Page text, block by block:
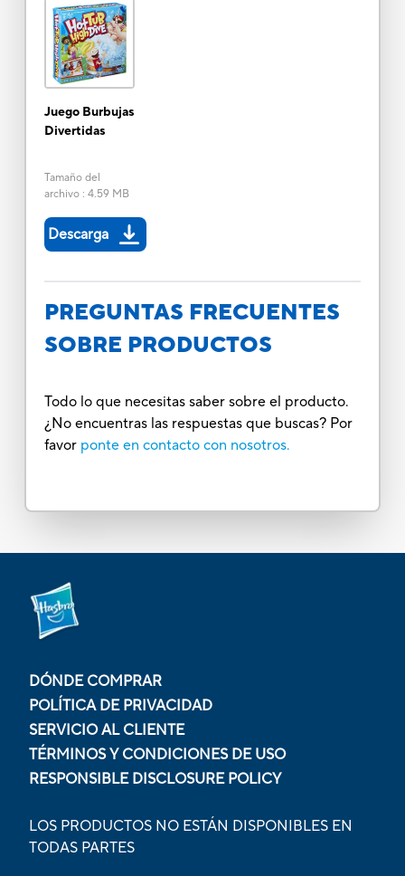
Juego Burbujas
Divertidas
Tamaño del
archivo: 4.59 MB
Descarga
PREGUNTAS FRECUENTES
SOBRE PRODUCTOS
Todo lo que necesitas saber sobre el producto.
¿No encuentras las respuestas que buscas? Por
favor ponte en contacto con nosotros.
DÓNDE COMPRAR
POLÍTICA DE PRIVACIDAD
SERVICIO AL CLIENTE
TÉRMINOS Y CONDICIONES DE USO
RESPONSIBLE DISCLOSURE POLICY
LOS PRODUCTOS NO ESTÁN DISPONIBLES EN
TODAS PARTES